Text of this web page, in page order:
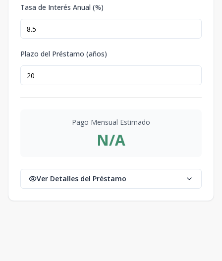
Tasa de Interés Anual (%)
Plazo del Préstamo (años)
Pago Mensual Estimado
N/A
Ver Detalles del Préstamo